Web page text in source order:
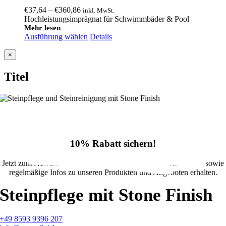
€37,64 – €360,86Preisspanne:
€37,64
€360,86
inkl. MwSt.
Hochleistungsimprägnat für Schwimmbäder & Pool
Mehr lesen
Ausführung wählen Details
Close
product
view
×
Titel
10% Rabatt sichern!
Jetzt zum Newsletter anmelden und 10% Rabatt im Onlineshop sowie
regelmäßige Infos zu unseren Produkten und Angeboten erhalten.
Steinpflege mit Stone Finish
+49 8593 9396 207